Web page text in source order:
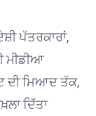
ਪੱਤਰਕਾਰਾਂ,
ਮੀਡੀਆ
ਦੀ ਮਿਆਦ ਤੱਕ,
ਦਿੱਤਾ